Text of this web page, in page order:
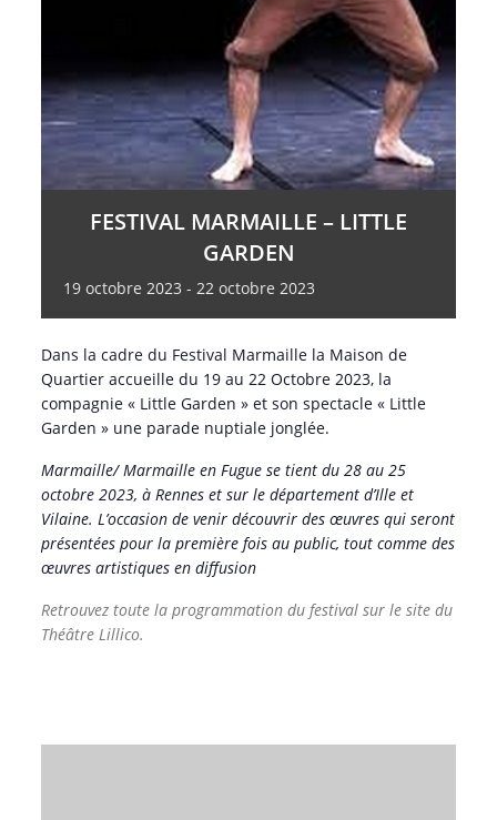
FESTIVAL MARMAILLE – LITTLE
GARDEN
19 octobre 2023 -22 octobre 2023
Dans la cadre du Festival Marmaille la Maison de
Quartier accueille du 19 au 22 Octobre 2023, la
compagnie « Little Garden » et son spectacle « Little
Garden » une parade nuptiale jonglée.
Marmaille/ Marmaille en Fugue se tient du 28 au 25
octobre 2023, à Rennes et sur le département d’Ille et
Vilaine. L’occasion de venir découvrir des œuvres qui seront
présentées pour la première fois au public, tout comme des
œuvres artistiques en diffusion
Retrouvez toute la programmation du festival sur le site du
Théâtre Lillico.